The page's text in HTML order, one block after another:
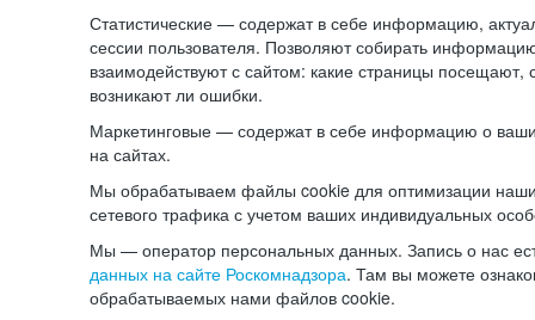
Статистические — содержат в себе информацию,
сессии пользователя. Позволяют собирать
взаимодействуют с сайтом: какие страницы посещают,
возникают ли ошибки.
Маркетинговые — содержат в себе информацию о
на сайтах.
Мы обрабатываем файлы cookie для оптимизации
сетевого трафика с учетом ваших индивидуальных
Мы — оператор персональных данных. Запись о нас
данных на сайте Роскомнадзора. Там вы можете
обрабатываемых нами файлов cookie.